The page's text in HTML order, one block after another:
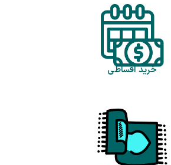
خرید اقساطی